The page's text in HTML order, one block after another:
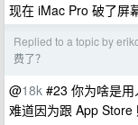
现在 iMac Pro 破了屏
Replied to a topic by
费了？
@18k #23 你为啥是用
难道因为跟 App Store